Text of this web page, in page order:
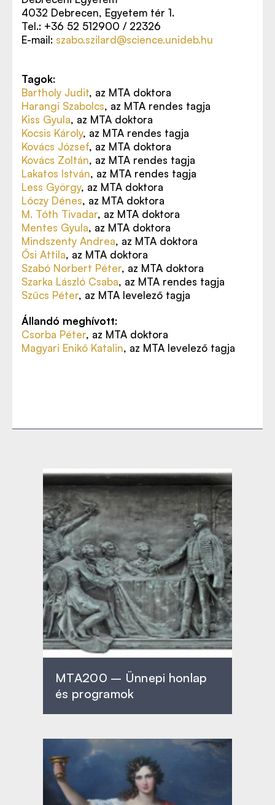
4032 Debrecen, Egyetem tér 1.
Tel.: +36 52 512900 / 22326
E-mail: szabo.szilard@science.unideb.hu
Tagok:
Bartholy Judit, az MTA doktora
Harangi Szabolcs, az MTA rendes tagja
Kiss Gyula, az MTA doktora
Kocsis Károly, az MTA rendes tagja
Kovács József, az MTA doktora
Kovács Zoltán, az MTA rendes tagja
Lakatos István, az MTA rendes tagja
Less György, az MTA doktora
Lóczy Dénes, az MTA doktora
M. Tóth Tivadar, az MTA doktora
Mentes Gyula, az MTA doktora
Mindszenty Andrea, az MTA doktora
Ősi Attila, az MTA doktora
Szabó Norbert Péter, az MTA doktora
Szarka László Csaba, az MTA rendes tagja
Szűcs Péter, az MTA levelező tagja
Állandó meghívott:
Csorba Péter, az MTA doktora
Magyari Enikő Katalin, az MTA levelező tagja
MTA200 – Ünnepi honlap
és programok